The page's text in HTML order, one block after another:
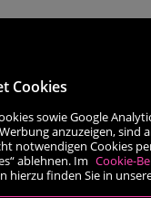
Cookies
sowie Google
anzuzeigen,
notwendigen Cookies
ablehnen. Im Cookie-
hierzu finden Sie in